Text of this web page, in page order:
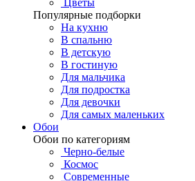
Популярные подборки
На кухню
В спальню
В детскую
В гостиную
Для мальчика
Для подростка
Для девочки
Для самых маленьких
Обои
Обои по категориям
Черно-белые
Космос
Современные